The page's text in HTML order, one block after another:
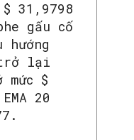
31,9798
gấu cố
hướng
trở lại
$
20